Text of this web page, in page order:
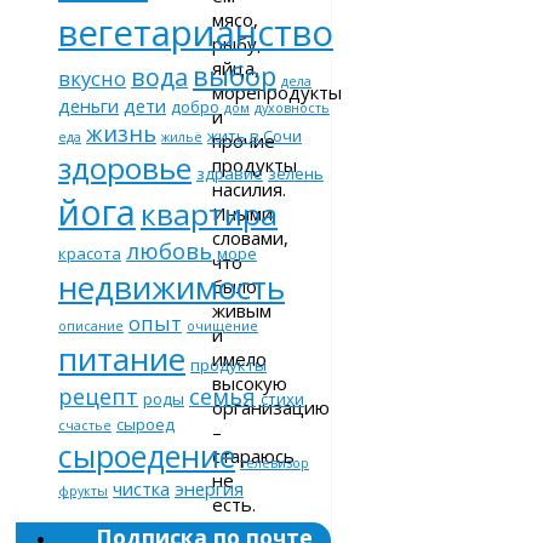
мясо,
рыбу,
яйца,
морепродукты
и
прочие
продукты
насилия.
Иными
словами,
что
было
живым
и
имело
высокую
организацию
–
стараюсь
не
есть.
Каковы
вегетарианство
вкусно вода выбор дела
деньги дети добро дом духовность
еда жизнь жильё жить в Сочи
здоровье здравие зелень
йога квартира
красота любовь море
недвижимость
описание опыт очищение
питание продукты
рецепт роды семья стихи
счастье сыроед
сыроедение телевизор
фрукты чистка энергия
Подписка по почте